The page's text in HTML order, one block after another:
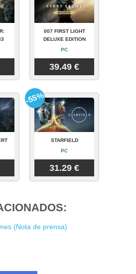
007 FIRST LIGHT
DELUXE EDITION
PC
39.49 €
STARFIELD
PC
31.29 €
-55%
(Nota de prensa)